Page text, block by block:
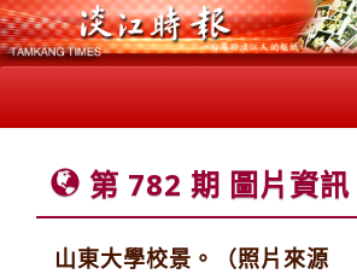
第 782 期 圖片資訊
山東大學校景。（照片來源